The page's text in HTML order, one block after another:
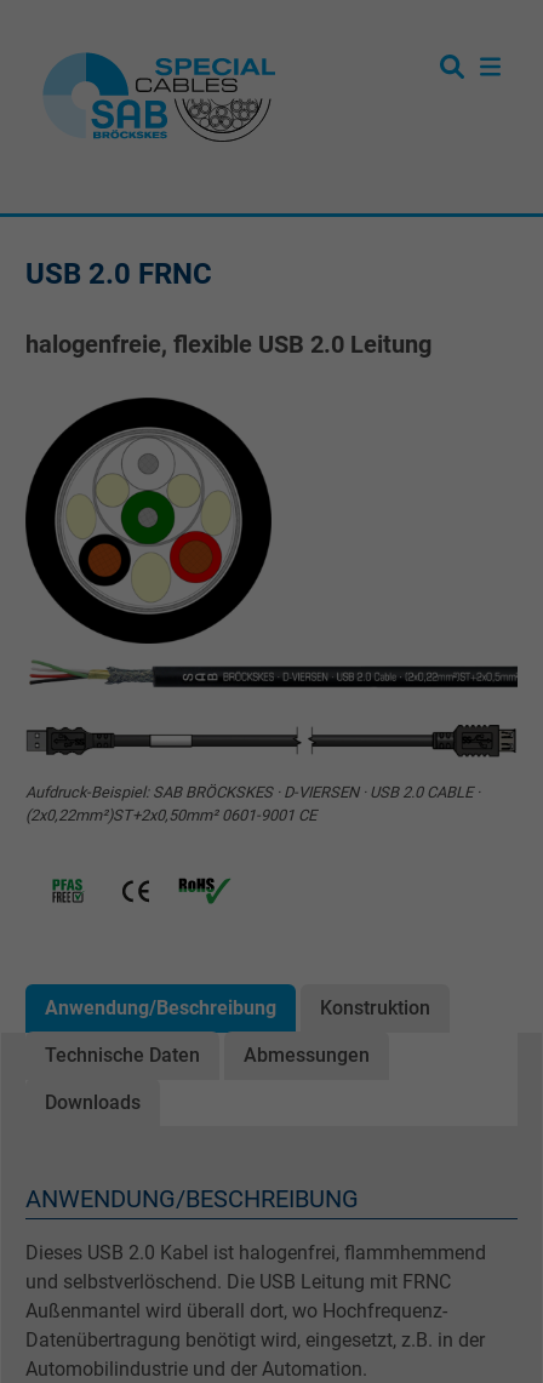
USB 2.0 FRNC
halogenfreie, flexible USB 2.0 Leitung
Aufdruck-Beispiel: SAB BRÖCKSKES · D-VIERSEN · USB 2.0 CABLE ·
(2x0,22mm²)ST+2x0,50mm² 0601-9001 CE
Anwendung/Beschreibung Konstruktion
Technische Daten Abmessungen
Downloads
ANWENDUNG/BESCHREIBUNG
Dieses USB 2.0 Kabel ist halogenfrei, flammhemmend
und selbstverlöschend. Die USB Leitung mit FRNC
Außenmantel wird überall dort, wo Hochfrequenz-
Datenübertragung benötigt wird, eingesetzt, z.B. in der
Automobilindustrie und der Automation.